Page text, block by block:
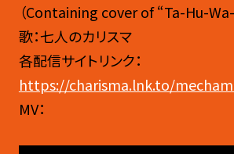
（Containing cover of “Ta-Hu-Wa-
歌：七人のカリスマ
各配信サイトリンク：
https://charisma.lnk.to/
MV：